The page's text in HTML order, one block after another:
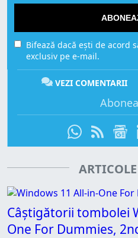
Bifează dacă ești de acord
exclusiv pe e-mail.
VEZI COMENTARII
Câștigătorii tombolei
One For Dummies,